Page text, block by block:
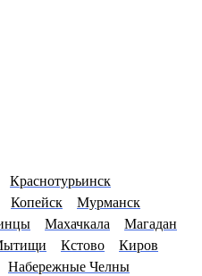
Краснотурьинск
Копейск
Мурманск
Махачкала
Магадан
Кстово
Киров
Набережные Челны